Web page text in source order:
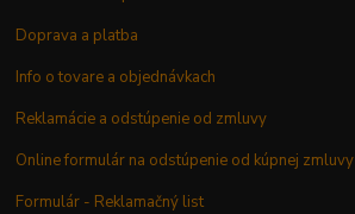
Doprava a platba
Info o tovare a objednávkach
Reklamácie a odstúpenie od zmluvy
Online formulár na odstúpenie od kúpnej zmluvy
Formulár - Reklamačný list